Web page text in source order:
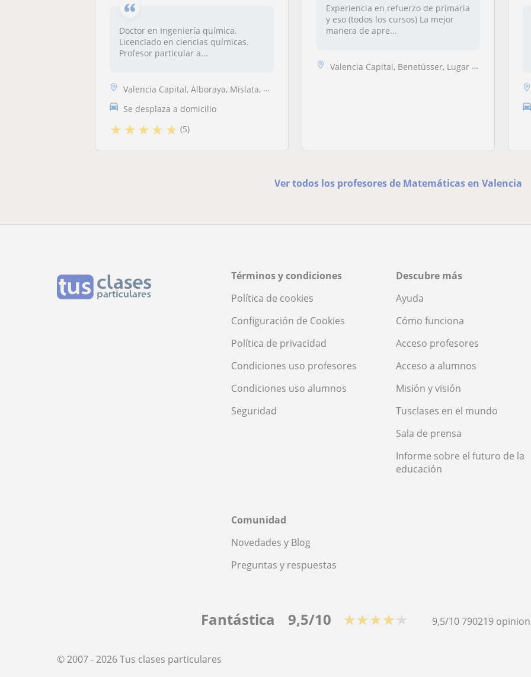
Doctor en Ingeniería química.
Licenciado en ciencias químicas.
Profesor particular a...
Valencia Capital, Alboraya, Mislata, Tavernes Blanques, Alaquàs, Albal...
Se desplaza a domicilio
★ ★★★ ★ (5)
Experiencia en refuerzo de primaria
y eso (todos los cursos) La mejor
manera de apre...
Valencia Capital, Benetússer, Lugar Nuevo de la Corona, Sedaví
Ver todos los profesores de Matemáticas en Valencia
Términos y condiciones
Política de cookies
Configuración de Cookies
Política de privacidad
Condiciones uso profesores
Condiciones uso alumnos
Seguridad
Descubre más
Ayuda
Cómo funciona
Acceso profesores
Acceso a alumnos
Misión y visión
Tusclases en el mundo
Sala de prensa
Informe sobre el futuro de la
educación
Comunidad
Novedades y Blog
Preguntas y respuestas
Fantástica 9,5/10 ★★★★★ 9,5/10790219
© 2007 - 2026 Tus clases particulares